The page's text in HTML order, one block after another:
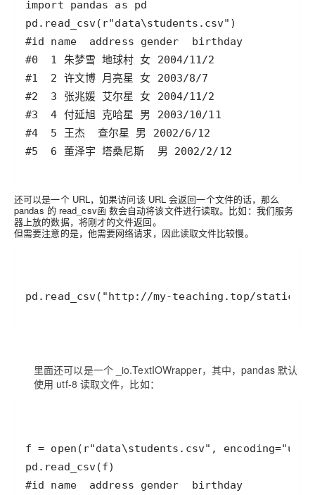
还可以是一个 URL，如果访问该 URL 会返回一个文件的话，那么
pandas 的 read_csv函 数会自动将该文件进行读取。比如：我们服务
器上放的数据，将刚才的文件返回。
但需要注意的是，他需要网络请求，因此读取文件比较慢。
里面还可以是一个 _io.TextIOWrapper，其中，pandas 默认
使用 utf-8 读取文件，比如：